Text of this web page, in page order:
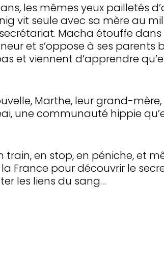
les mêmes yeux pailletés
vit seule avec sa mère au
Macha étouffe dans
et s’oppose à ses parents
et viennent d’apprendre
Marthe, leur grand-
une communauté hippie
en stop, en péniche, et
France pour découvrir le
les liens du sang…